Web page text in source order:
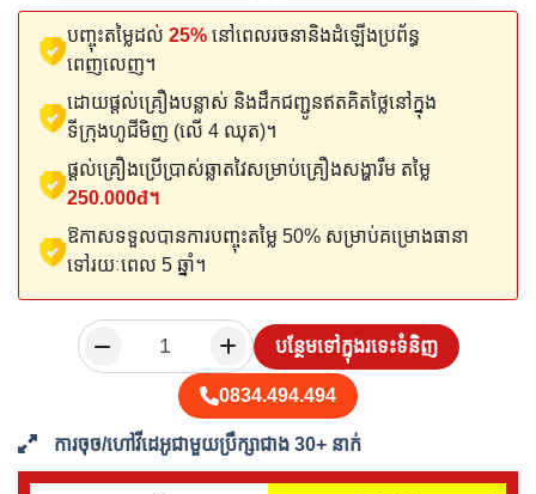
បញ្ចុះតម្លៃដល់ 25% នៅពេលរចនានិងដំឡើងប្រព័ន្ធ
ពេញលេញ។
ដោយផ្តល់គ្រឿងបន្លាស់ និងដឹកជញ្ជូនឥតគិតថ្លៃនៅក្នុង
ទីក្រុងហូជីមិញ (លើ 4 ឈុត)។
ផ្តល់គ្រឿងប្រើប្រាស់ឆ្លាតវៃសម្រាប់គ្រឿងសង្ហារឹម តម្លៃ
250.000đ។
ឱកាសទទួលបានការបញ្ចុះតម្លៃ 50% សម្រាប់គម្រោងធានា
ទៅរយៈពេល 5 ឆ្នាំ។
បន្ថែមទៅក្នុងរទេះទំនិញ
0834.494.494
ការចុច/ហៅវីដេអូជាមួយប្រឹក្សាជាង 30+ នាក់